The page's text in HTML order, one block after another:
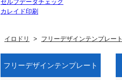
セルフデータチェック
カレイド印刷
イロドリ フリーデザインテンプレート
フリーデザインテンプレート